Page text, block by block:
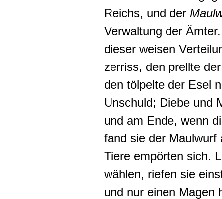
Reichs, und der
Verwaltung der
dieser weisen
zerriss, den prellte
den tölpelte der Esel
Unschuld; Diebe und
und am Ende, wenn
fand sie der Maulwurf
Tiere empörten sich.
wählen, riefen sie
und nur einen Magen